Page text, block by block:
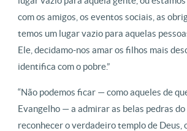
com os amigos, os eventos sociais, as
temos um lugar vazio para aquelas
Ele, decidamo-nos amar os filhos mais
identifica com o pobre.”
“Não podemos ficar — como aqueles de
Evangelho — a admirar as belas pedras
reconhecer o verdadeiro templo de Deus,